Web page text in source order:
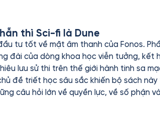
thì Sci-fi là Dune
tư tốt về mặt âm thanh của Fonos. Phần
đài của dòng khoa học viễn tưởng, kết
lưu sử thi trên thế giới hành tinh sa
đề triết học sâu sắc khiến bộ sách
câu hỏi lớn về quyền lực, về số phận